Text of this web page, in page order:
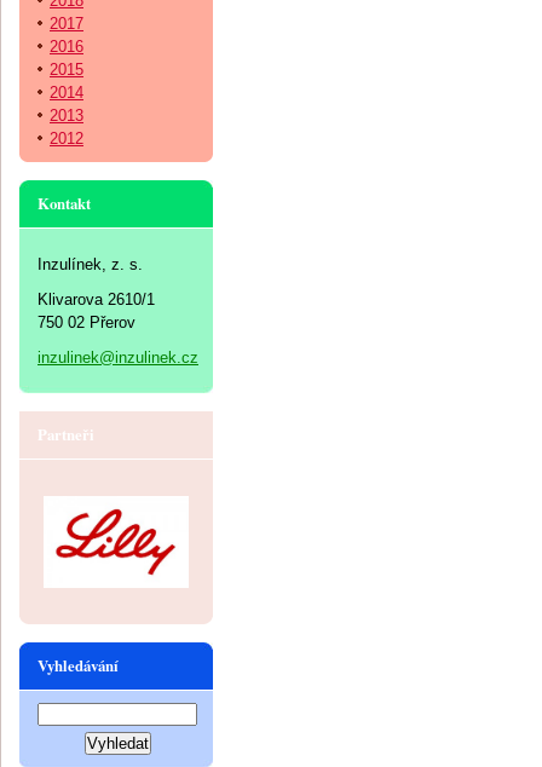
2017
2016
2015
2014
2013
2012
Kontakt
Inzulínek, z. s.
Klivarova 2610/1
750 02 Přerov
inzulinek@inzulinek.cz
Partneři
Vyhledávání